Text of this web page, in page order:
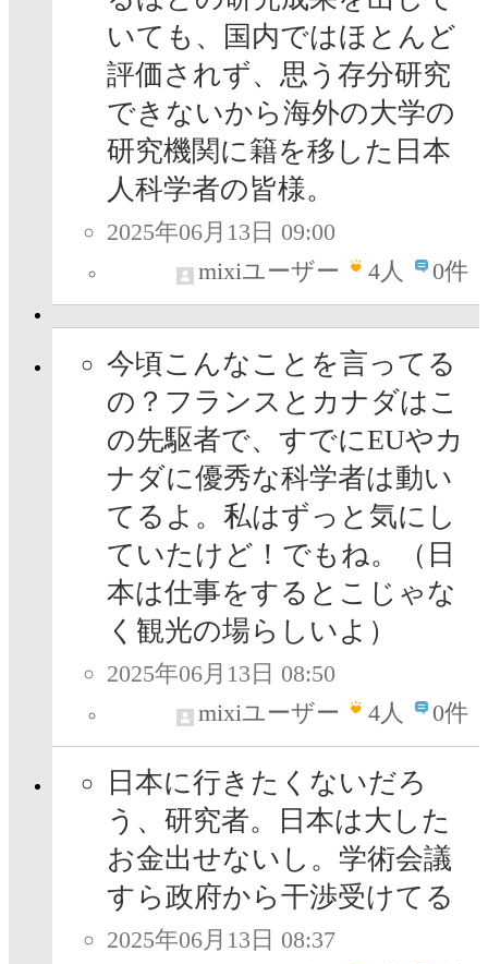
いても、国内ではほとんど
評価されず、思う存分研究
できないから海外の大学の
研究機関に籍を移した日本
人科学者の皆様。
2025年06月13日 09:00
mixiユーザー
4人 0件
今頃こんなことを言ってる
の？フランスとカナダはこ
の先駆者で、すでにEUやカ
ナダに優秀な科学者は動い
てるよ。私はずっと気にし
ていたけど！でもね。（日
本は仕事をするとこじゃな
く観光の場らしいよ）
2025年06月13日 08:50
mixiユーザー
4人 0件
日本に行きたくないだろ
う、研究者。日本は大した
お金出せないし。学術会議
すら政府から干渉受けてる
2025年06月13日 08:37